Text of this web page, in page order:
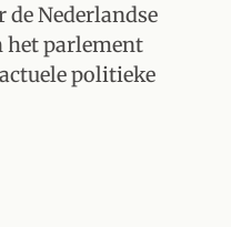
de Nederlandse
het parlement
politieke